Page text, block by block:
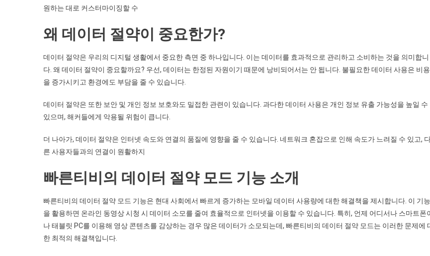
원하는 대로 커스터마이징할 수
왜 데이터 절약이 중요한가?
데이터 절약은 우리의 디지털 생활에서 중요한 측면 중 하나입니다. 이는 데이터를 효과적으로 관리하고 소비하는 것을 의미합니
다. 왜 데이터 절약이 중요할까요? 우선, 데이터는 한정된 자원이기 때문에 낭비되어서는 안 됩니다. 불필요한 데이터 사용은 비용
을 증가시키고 환경에도 부담을 줄 수 있습니다.
데이터 절약은 또한 보안 및 개인 정보 보호와도 밀접한 관련이 있습니다. 과다한 데이터 사용은 개인 정보 유출 가능성을 높일 수
있으며, 해커들에게 악용될 위험이 큽니다.
더 나아가, 데이터 절약은 인터넷 속도와 연결의 품질에 영향을 줄 수 있습니다. 네트워크 혼잡으로 인해 속도가 느려질 수 있고,
른 사용자들과의 연결이 원활하지
빠른티비의 데이터 절약 모드 기능 소개
빠른티비의 데이터 절약 모드 기능은 현대 사회에서 빠르게 증가하는 모바일 데이터 사용량에 대한 해결책을 제시합니다. 이 기능
을 활용하면 온라인 동영상 시청 시 데이터 소모를 줄여 효율적으로 인터넷을 이용할 수 있습니다. 특히, 언제 어디서나 스마트폰
나 태블릿 PC를 이용해 영상 콘텐츠를 감상하는 경우 많은 데이터가 소모되는데, 빠른티비의 데이터 절약 모드는 이러한 문제에
한 최적의 해결책입니다.